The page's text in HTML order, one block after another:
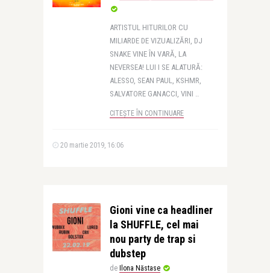
ARTISTUL HITURILOR CU
MILIARDE DE VIZUALIZĂRI, DJ
SNAKE VINE ÎN VARĂ, LA
NEVERSEA! LUI I SE ALATURĂ:
ALESSO, SEAN PAUL, KSHMR,
SALVATORE GANACCI, VINI ..
CITEȘTE ÎN CONTINUARE
20 martie 2019, 16:06
Gioni vine ca headliner
la SHUFFLE, cel mai
nou party de trap si
dubstep
de Ilona Năstase